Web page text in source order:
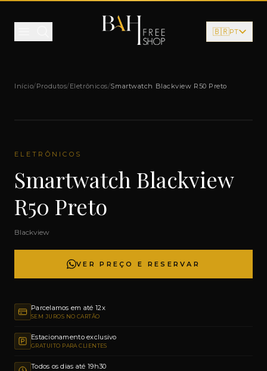
🇧🇷PT
Início/Produtos/Eletrônicos/Smartwatch Blackview R50 Preto
ELETRÔNICOS
Smartwatch Blackview
R50 Preto
Blackview
VER PREÇO E RESERVAR
Parcelamos em até 12x
SEM JUROS NO CARTÃO
Estacionamento exclusivo
GRATUITO PARA CLIENTES
Todos os dias até 19h30